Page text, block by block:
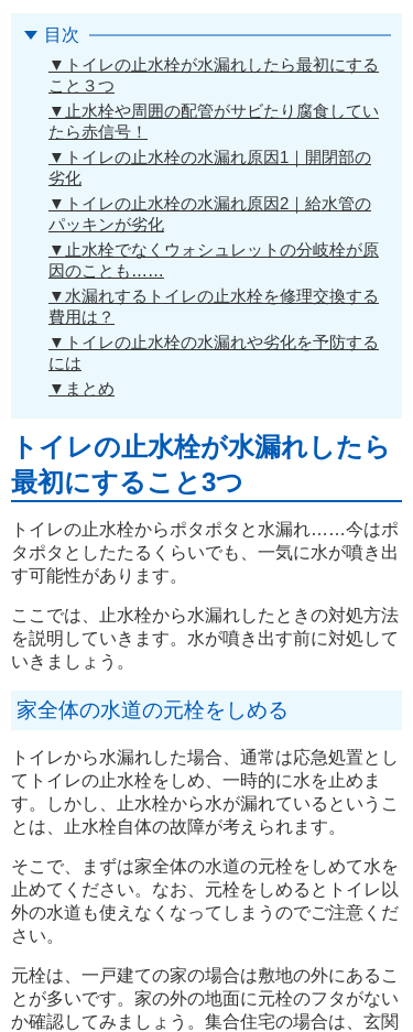
目次
▼トイレの止水栓が水漏れしたら最初にする
こと３つ
▼止水栓や周囲の配管がサビたり腐食してい
たら赤信号！
▼トイレの止水栓の水漏れ原因1｜開閉部の
劣化
▼トイレの止水栓の水漏れ原因2｜給水管の
パッキンが劣化
▼止水栓でなくウォシュレットの分岐栓が原
因のことも……
▼水漏れするトイレの止水栓を修理交換する
費用は？
▼トイレの止水栓の水漏れや劣化を予防する
には
▼まとめ
トイレの止水栓が水漏れしたら
最初にすること3つ
トイレの止水栓からポタポタと水漏れ……今はポ
タポタとしたたるくらいでも、一気に水が噴き出
す可能性があります。
ここでは、止水栓から水漏れしたときの対処方法
を説明していきます。水が噴き出す前に対処して
いきましょう。
家全体の水道の元栓をしめる
トイレから水漏れした場合、通常は応急処置とし
てトイレの止水栓をしめ、一時的に水を止めま
す。しかし、止水栓から水が漏れているというこ
とは、止水栓自体の故障が考えられます。
そこで、まずは家全体の水道の元栓をしめて水を
止めてください。なお、元栓をしめるとトイレ以
外の水道も使えなくなってしまうのでご注意くだ
さい。
元栓は、一戸建ての家の場合は敷地の外にあるこ
とが多いです。家の外の地面に元栓のフタがない
か確認してみましょう。集合住宅の場合は、玄関